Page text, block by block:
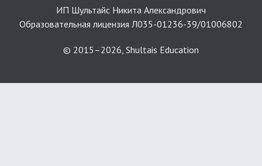
ИП Шультайс Никита Александрович
Образовательная лицензия Л035-01236-39/01006802
© 2015–2026, Shultais Education